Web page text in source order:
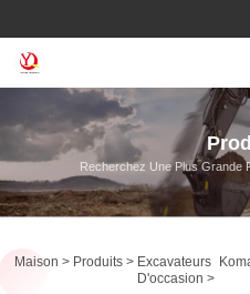
Recherchez Une Plus Grande
Maison Produits
Excavateurs
D'occasion